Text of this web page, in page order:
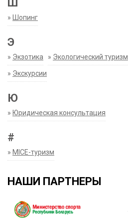
Ш
» Шопинг
Э
» Экзотика » Экологический туризм
» Экскурсии
Ю
» Юридическая консультация
#
» MICE-туризм
НАШИ ПАРТНЕРЫ